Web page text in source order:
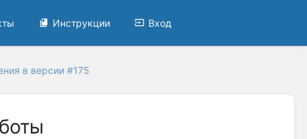
Инструкции Вход
в версии #175